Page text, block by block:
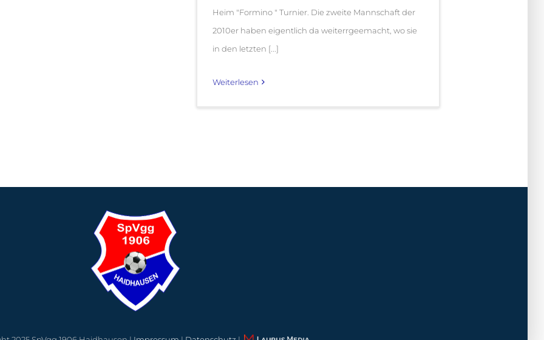
Heim "Formino " Turnier. Die zweite Mannschaft der
2010er haben eigentlich da weiterrgeemacht, wo sie
in den letzten [...]
Weiterlesen